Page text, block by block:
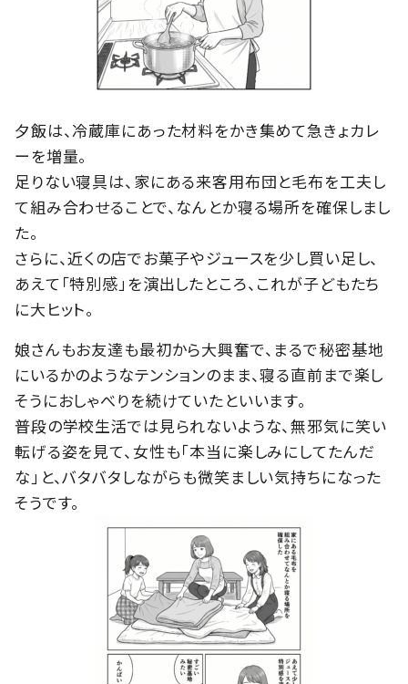
夕飯は、冷蔵庫にあった材料をかき集めて急きょカレ
ーを増量。
足りない寝具は、家にある来客用布団と毛布を工夫し
て組み合わせることで、なんとか寝る場所を確保しまし
た。
さらに、近くの店でお菓子やジュースを少し買い足し、
あえて「特別感」を演出したところ、これが子どもたち
に大ヒット。
娘さんもお友達も最初から大興奮で、まるで秘密基地
にいるかのようなテンションのまま、寝る直前まで楽し
そうにおしゃべりを続けていたといいます。
普段の学校生活では見られないような、無邪気に笑い
転げる姿を見て、女性も「本当に楽しみにしてたんだ
な」と、バタバタしながらも微笑ましい気持ちになった
そうです。